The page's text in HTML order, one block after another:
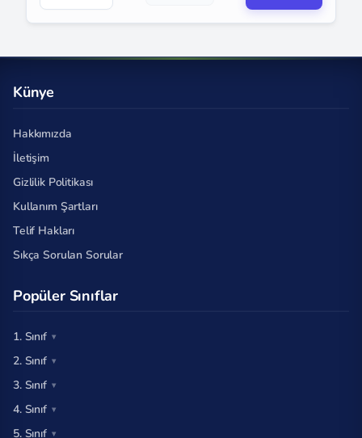
Künye
Hakkımızda
İletişim
Gizlilik Politikası
Kullanım Şartları
Telif Hakları
Sıkça Sorulan Sorular
Popüler Sınıflar
1. Sınıf
2. Sınıf
3. Sınıf
4. Sınıf
5. Sınıf